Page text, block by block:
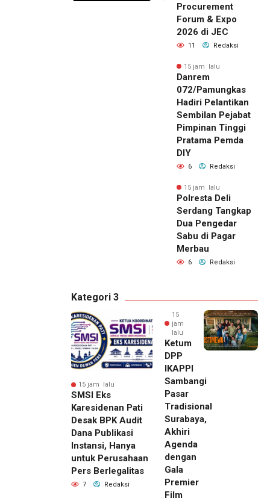
Procurement
Forum & Expo
2026 di JEC
11 Redaksi
15 jam lalu
Danrem
072/Pamungkas
Hadiri Pelantikan
Sembilan Pejabat
Pimpinan Tinggi
Pratama Pemda
DIY
6 Redaksi
15 jam lalu
Polresta Deli
Serdang Tangkap
Dua Pengedar
Sabu di Pagar
Merbau
6 Redaksi
Kategori 3
15 jam lalu
SMSI Eks
Karesidenan Pati
Desak BPK Audit
Dana Publikasi
Instansi, Hanya
untuk Perusahaan
Pers Berlegalitas
7 Redaksi
15
jam
lalu
Ketum
DPP
IKAPPI
Sambangi
Pasar
Tradisional
Surabaya,
Akhiri
Agenda
dengan
Gala
Premier
Film